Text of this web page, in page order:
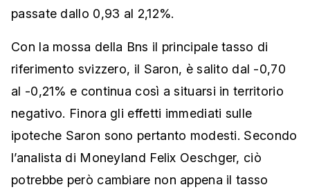
passate dallo 0,93 al 2,12%.
Con la mossa della Bns il principale tasso di
riferimento svizzero, il Saron, è salito dal -0,70
al -0,21% e continua così a situarsi in territorio
negativo. Finora gli effetti immediati sulle
ipoteche Saron sono pertanto modesti. Secondo
l’analista di Moneyland Felix Oeschger, ciò
potrebbe però cambiare non appena il tasso